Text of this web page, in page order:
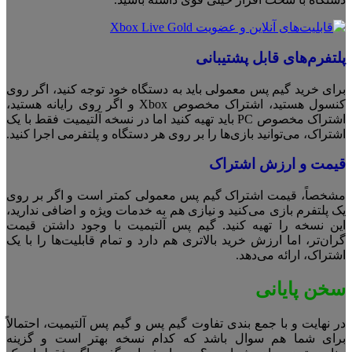
پلتفرم‌های قابل پشتیبانی
برای خرید گیم پس معمولی باید به دستگاه خود توجه کنید، اگر روی
کنسول هستید، اشتراک مخصوص Xbox و اگر روی رایانه هستید،
اشتراک مخصوص PC باید تهیه کنید اما در نسخه آلتیمیت فقط با یک
اشتراک، می‌توانید بازی‌ها را بر روی هر دستگاه و پلتفرمی اجرا کنید.
قیمت و ارزش اشتراک
مشخصاً، قیمت اشتراک گیم پس معمولی کمتر است و اگر بر روی
یک پلتفرم بازی می‌کنید و نیازی هم به خدمات ویژه و اضافی ندارید،
این نسخه را تهیه کنید. گیم پس آلتیمیت با وجود داشتن قیمت
گران‌تر، اما ارزش خرید بالاتری هم دارد و تمام قابلیت‌ها را با یک
اشتراک، ارائه می‌دهد.
سخن پایانی
در نهایت و با جمع بندی تفاوت گیم پس و گیم پس آلتیمیت، احتمالاً
برای شما هم سوال باشد که کدام نسخه بهتر است و گزینه